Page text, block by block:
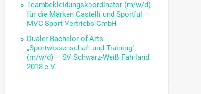
Teambekleidungskoordinator (m/w/d)
für die Marken Castelli und Sportful –
MVC Sport Vertriebs GmbH
Dualer Bachelor of Arts
„Sportwissenschaft und Training“
(m/w/d) – SV Schwarz-Weiß Fahrland
2018 e.V.